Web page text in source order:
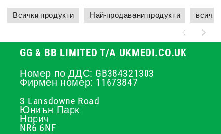
Всички продукти Най-продавани продукти всичко
GG & BB LIMITED T/A UKMEDI.CO.UK
Номер по ДДС: GB384321303
Фирмен номер: 11673847
3 Lansdowne Road
Юниън Парк
Норич
NR6 6NF